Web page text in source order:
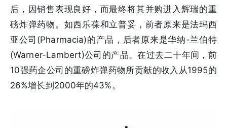
后，因销售表现良好，而最终将其并购进入辉瑞的重
磅炸弹药物。如西乐葆和立普妥，前者原来是法玛西
亚公司(Pharmacia)的产品，后者原来是华纳-兰伯特
(Warner-Lambert)公司的产品。在过去二十年间，前
10强药企公司的重磅炸弹药物所贡献的收入从1995的
26%增长到2000年的43%。